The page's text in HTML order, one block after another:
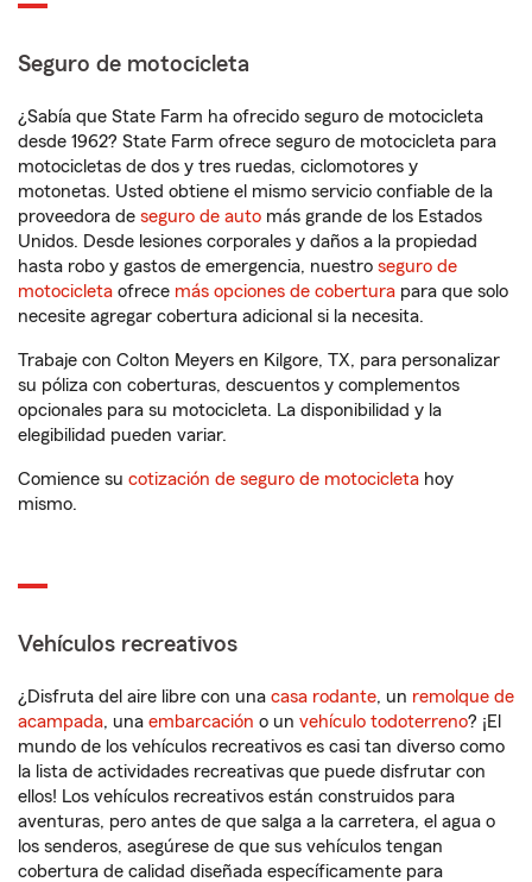
Seguro de motocicleta
¿Sabía que State Farm ha ofrecido seguro de motocicleta
desde 1962? State Farm ofrece seguro de motocicleta para
motocicletas de dos y tres ruedas, ciclomotores y
motonetas. Usted obtiene el mismo servicio confiable de la
proveedora de seguro de auto más grande de los Estados
Unidos. Desde lesiones corporales y daños a la propiedad
hasta robo y gastos de emergencia, nuestro seguro de
motocicleta ofrece más opciones de cobertura para que solo
necesite agregar cobertura adicional si la necesita.
Trabaje con Colton Meyers en Kilgore, TX, para personalizar
su póliza con coberturas, descuentos y complementos
opcionales para su motocicleta. La disponibilidad y la
elegibilidad pueden variar.
Comience su cotización de seguro de motocicleta hoy
mismo.
Vehículos recreativos
¿Disfruta del aire libre con una casa rodante, un remolque de
acampada, una embarcación o un vehículo todoterreno? ¡El
mundo de los vehículos recreativos es casi tan diverso como
la lista de actividades recreativas que puede disfrutar con
ellos! Los vehículos recreativos están construidos para
aventuras, pero antes de que salga a la carretera, el agua o
los senderos, asegúrese de que sus vehículos tengan
cobertura de calidad diseñada específicamente para